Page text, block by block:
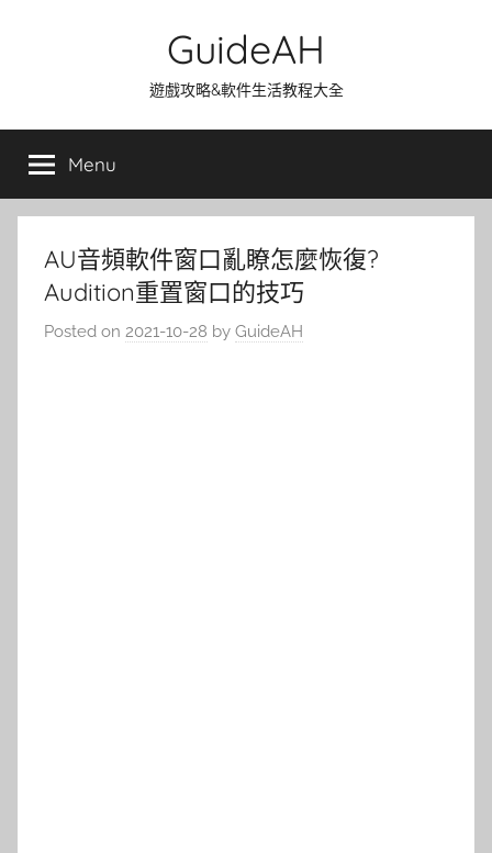
GuideAH
遊戲攻略&軟件生活教程大全
Menu
AU音頻軟件窗口亂瞭怎麼恢復?
Audition重置窗口的技巧
Posted on 2021-10-28 by GuideAH